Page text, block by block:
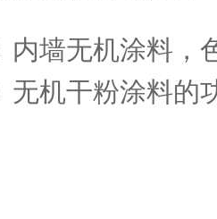
内墙无机涂料，
无机干粉涂料的